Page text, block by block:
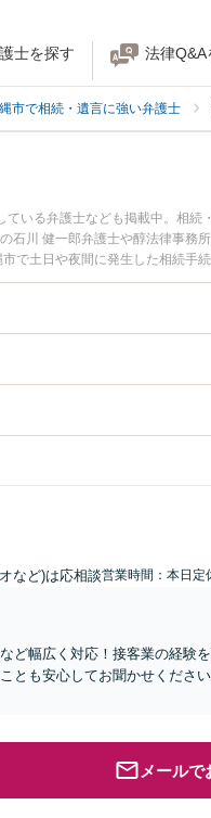
士を探す 法律Q&A
市で相続・遺言に強い弁護士
いる弁護士なども掲載中。相続
川 健一郎弁護士や醇法律事務
で土日や夜間に発生した相続手
きを法律相談できる沖縄市内
など)は応相談営業時間：本日定
ど幅広く対応！接客業の経験
とも安心してお聞かせくださ
メールで